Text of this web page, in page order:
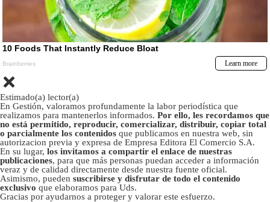
Estimado(a) lector(a)
En Gestión, valoramos profundamente la labor periodística que
realizamos para mantenerlos informados. Por ello, les recordamos que
no está permitido, reproducir, comercializar, distribuir, copiar total
o parcialmente los contenidos que publicamos en nuestra web, sin
autorizacion previa y expresa de Empresa Editora El Comercio S.A.
En su lugar, los invitamos a compartir el enlace de nuestras
publicaciones, para que más personas puedan acceder a información
veraz y de calidad directamente desde nuestra fuente oficial.
Asimismo, pueden suscribirse y disfrutar de todo el contenido
exclusivo que elaboramos para Uds.
Gracias por ayudarnos a proteger y valorar este esfuerzo.